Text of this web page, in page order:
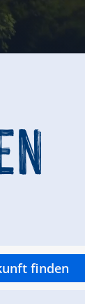
finden